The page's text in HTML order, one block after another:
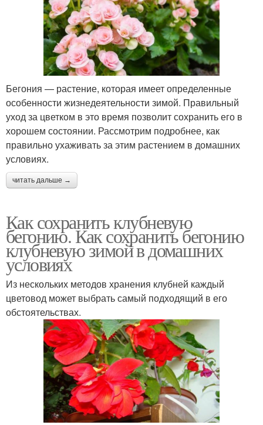
Бегония — растение, которая имеет определенные
особенности жизнедеятельности зимой. Правильный
уход за цветком в это время позволит сохранить его в
хорошем состоянии. Рассмотрим подробнее, как
правильно ухаживать за этим растением в домашних
условиях.
читать дальше →
Как сохранить клубневую
бегонию. Как сохранить бегонию
клубневую зимой в домашних
условиях
Из нескольких методов хранения клубней каждый
цветовод может выбрать самый подходящий в его
обстоятельствах.